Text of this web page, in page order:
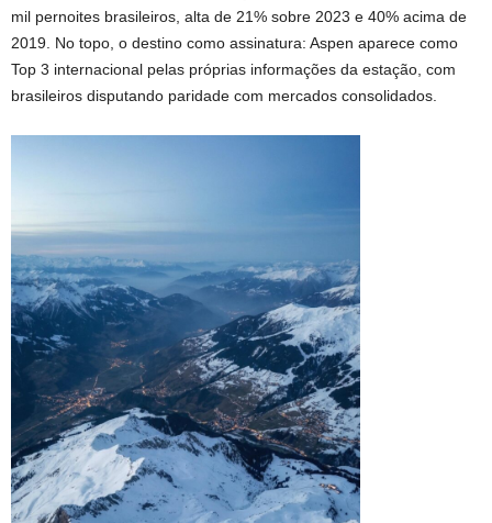
mil pernoites brasileiros, alta de 21% sobre 2023 e 40% acima de
2019. No topo, o destino como assinatura: Aspen aparece como
Top 3 internacional pelas próprias informações da estação, com
brasileiros disputando paridade com mercados consolidados.